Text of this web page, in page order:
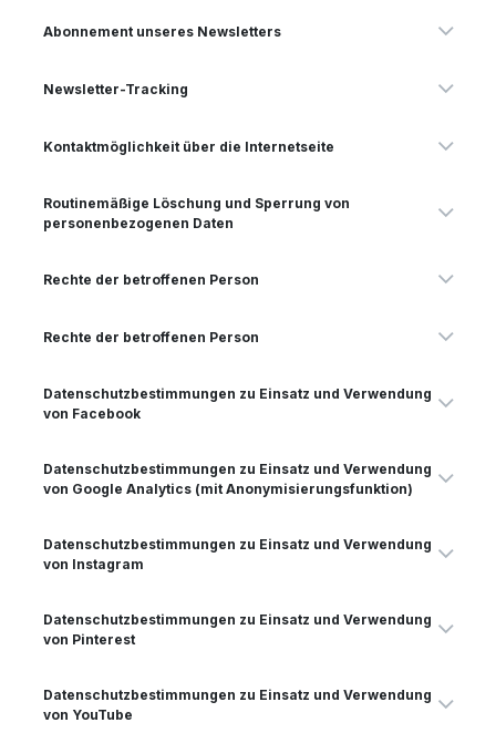
Abonnement unseres Newsletters
Newsletter-Tracking
Kontaktmöglichkeit über die Internetseite
Routinemäßige Löschung und Sperrung von
personenbezogenen Daten
Rechte der betroffenen Person
Rechte der betroffenen Person
Datenschutzbestimmungen zu Einsatz und Verwendung
von Facebook
Datenschutzbestimmungen zu Einsatz und Verwendung
von Google Analytics (mit Anonymisierungsfunktion)
Datenschutzbestimmungen zu Einsatz und Verwendung
von Instagram
Datenschutzbestimmungen zu Einsatz und Verwendung
von Pinterest
Datenschutzbestimmungen zu Einsatz und Verwendung
von YouTube